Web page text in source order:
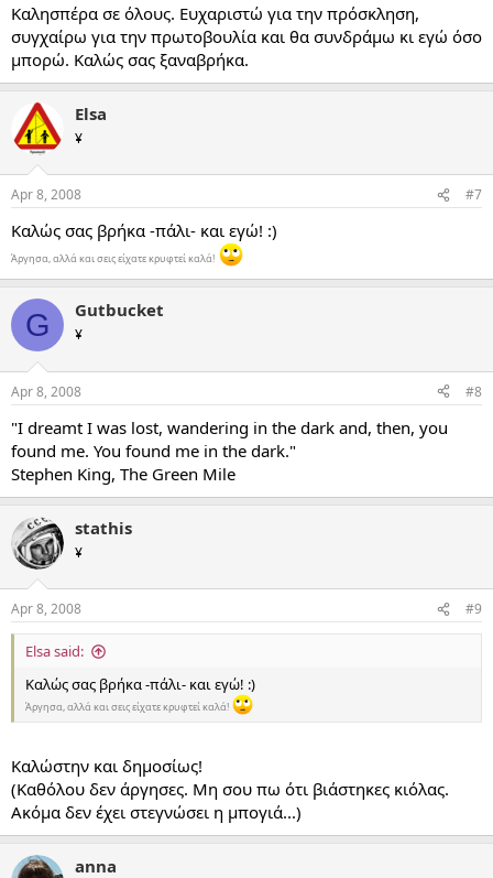
Καλησπέρα σε όλους. Ευχαριστώ για την πρόσκληση,
συγχαίρω για την πρωτοβουλία και θα συνδράμω κι εγώ όσο
μπορώ. Καλώς σας ξαναβρήκα.
Elsa
¥
Apr 8, 2008 #7
Καλώς σας βρήκα -πάλι- και εγώ! :)
Άργησα, αλλά και σεις είχατε κρυφτεί καλά!
G Gutbucket
¥
Apr 8, 2008 #8
"I dreamt I was lost, wandering in the dark and, then, you
found me. You found me in the dark."
Stephen King, The Green Mile
stathis
¥
Apr 8, 2008 #9
Elsa said:
Καλώς σας βρήκα -πάλι- και εγώ! :)
Άργησα, αλλά και σεις είχατε κρυφτεί καλά!
Καλώστην και δημοσίως!
(Καθόλου δεν άργησες. Μη σου πω ότι βιάστηκες κιόλας.
Ακόμα δεν έχει στεγνώσει η μπογιά...)
anna